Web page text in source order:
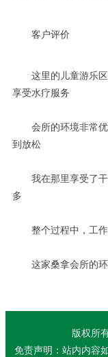
客户评价
这里的儿童游乐区
享受水疗服务
会所的环境非常优
到放松
我在那里享受了干
多
整个过程中，工作
这家桑拿会所的环
版权所
免责声明：站内内容